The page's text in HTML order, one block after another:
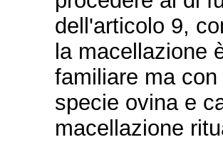
dell'articolo 9,
la macellazione
familiare ma
specie ovina e
macellazione